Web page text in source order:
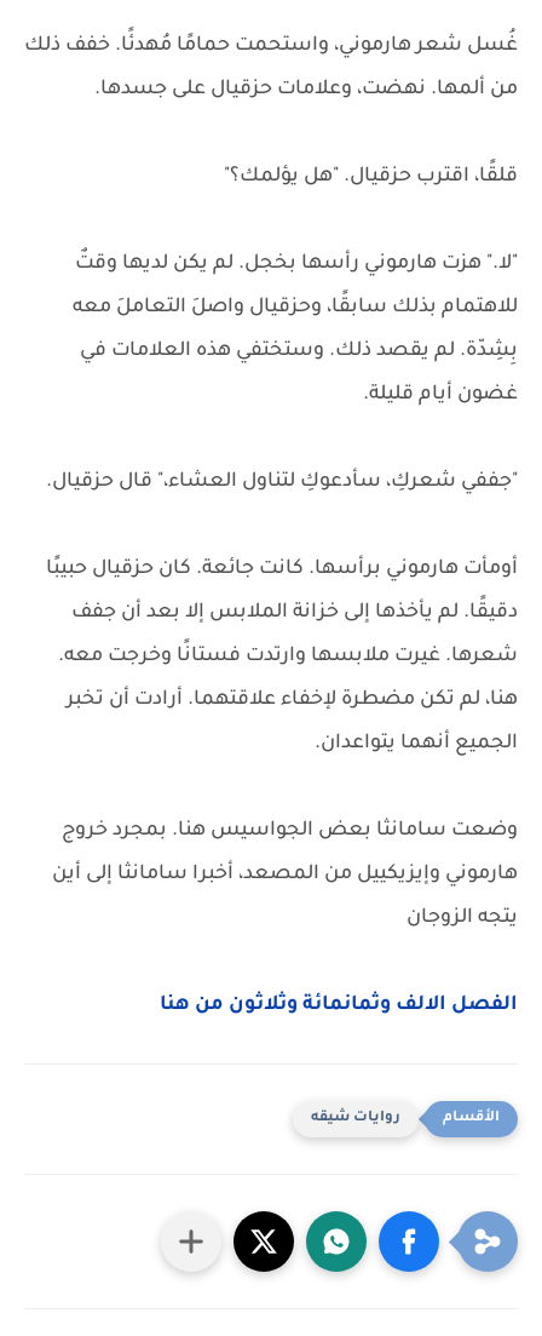
غُسل شعر هارموني، واستحمت حمامًا مُهدئًا. خفف ذلك
من ألمها. نهضت، وعلامات حزقيال على جسدها.
قلقًا، اقترب حزقيال. "هل يؤلمك؟"
"لا." هزت هارموني رأسها بخجل. لم يكن لديها وقتٌ
للاهتمام بذلك سابقًا، وحزقيال واصلَ التعاملَ معه
بِشِدّة. لم يقصد ذلك. وستختفي هذه العلامات في
غضون أيام قليلة.
"جففي شعركِ، سأدعوكِ لتناول العشاء،" قال حزقيال.
أومأت هارموني برأسها. كانت جائعة. كان حزقيال حبيبًا
دقيقًا. لم يأخذها إلى خزانة الملابس إلا بعد أن جفف
شعرها. غيرت ملابسها وارتدت فستانًا وخرجت معه.
هنا، لم تكن مضطرة لإخفاء علاقتهما. أرادت أن تخبر
الجميع أنهما يتواعدان.
وضعت سامانثا بعض الجواسيس هنا. بمجرد خروج
هارموني وإيزيكييل من المصعد، أخبرا سامانثا إلى أين
يتجه الزوجان
الفصل الالف وثمانمائة وثلاثون من هنا
روايات شيقه